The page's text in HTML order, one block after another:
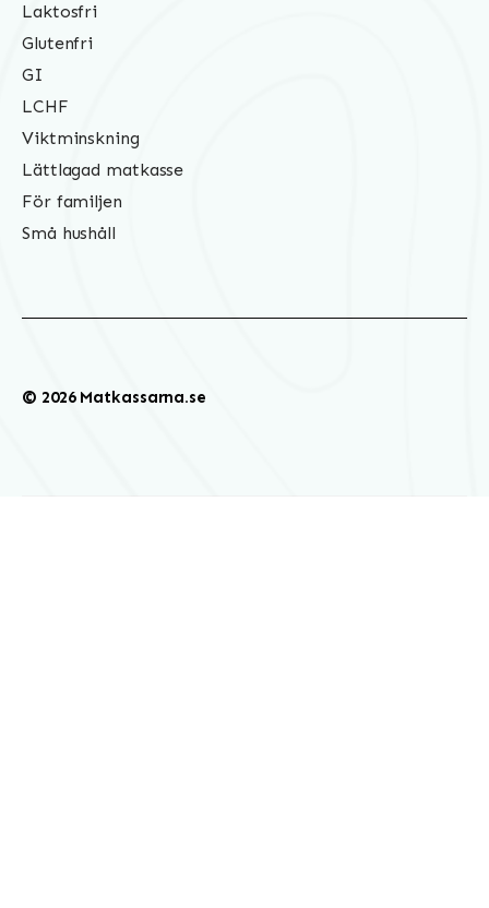
Laktosfri
Glutenfri
GI
LCHF
Viktminskning
Lättlagad matkasse
För familjen
Små hushåll
© 2026 Matkassarna.se